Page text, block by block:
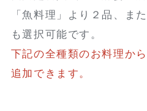
「魚料理」より２品、ま
も選択可能です。
下記の全種類のお料理か
追加できます。